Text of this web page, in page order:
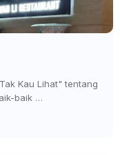
Kau Lihat" tentang
baik …